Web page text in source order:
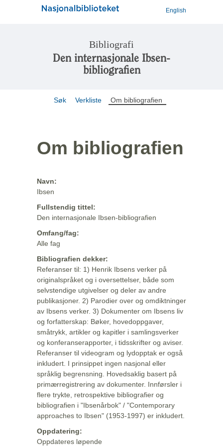
English
Bibliografi
Den internasjonale Ibsen-
bibliografien
Søk Verkliste Om bibliografien
Om bibliografien
Navn:
Ibsen
Fullstendig tittel:
Den internasjonale Ibsen-bibliografien
Omfang/fag:
Alle fag
Bibliografien dekker:
Referanser til: 1) Henrik Ibsens verker på
originalspråket og i oversettelser, både som
selvstendige utgivelser og deler av andre
publikasjoner. 2) Parodier over og omdiktninger
av Ibsens verker. 3) Dokumenter om Ibsens liv
og forfatterskap: Bøker, hovedoppgaver,
småtrykk, artikler og kapitler i samlingsverker
og konferanserapporter, i tidsskrifter og aviser.
Referanser til videogram og lydopptak er også
inkludert. I prinsippet ingen nasjonal eller
språklig begrensning. Hovedsaklig basert på
primærregistrering av dokumenter. Innførsler i
flere trykte, retrospektive bibliografier og
bibliografien i "Ibsenårbok" / "Contemporary
approaches to Ibsen" (1953-1997) er inkludert.
Oppdatering:
Oppdateres løpende